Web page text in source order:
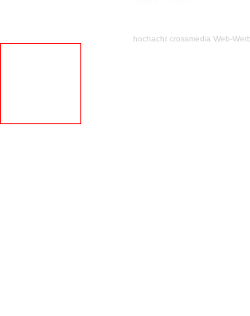
hochacht crossmedia Web-